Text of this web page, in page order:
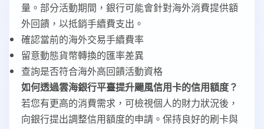
量。部分活動期間，銀行可能會針對海外消費提供額
外回饋，以抵銷手續費支出。
確認當前的海外交易手續費率
留意動態貨幣轉換的匯率差異
查詢是否符合海外高回饋活動資格
如何透過雲海銀行平臺提升颺風信用卡的信用額度？
若您有更高的消費需求，可檢視個人的財力狀況後，
向銀行提出調整信用額度的申請。保持良好的刷卡與